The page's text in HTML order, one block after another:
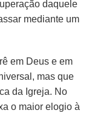
daquele
mediante um
em Deus e em
mas que
da Igreja. No
o maior elogio à